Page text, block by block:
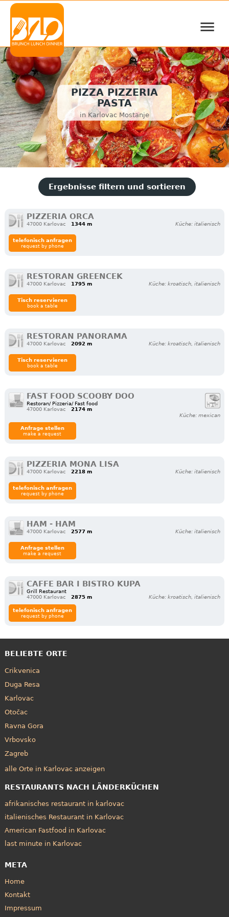
≡
PIZZA PIZZERIA
PASTA
in Karlovac Mostanje
Ergebnisse filtern und sortieren
PIZZERIA ORCA
47000 Karlovac 1344 m Küche: italienisch
telefonisch anfragen
request by phone
RESTORAN GREENCEK
47000 Karlovac 1795 m Küche: kroatisch, italienisch
Tisch reservieren
book a table
RESTORAN PANORAMA
47000 Karlovac 2092 m Küche: kroatisch, italienisch
Tisch reservieren
book a table
FAST FOOD SCOOBY DOO
Restoran/ Pizzeria/ Fast food
47000 Karlovac
2174 m
Küche: mexican
Anfrage stellen
make a request
PIZZERIA MONA LISA
47000 Karlovac 2218 m Küche: italienisch
telefonisch anfragen
request by phone
HAM - HAM
47000 Karlovac 2577 m Küche: italienisch
Anfrage stellen
make a request
CAFFE BAR I BISTRO KUPA
Grill Restaurant
47000 Karlovac
2875 m Küche: kroatisch, italienisch
telefonisch anfragen
request by phone
BELIEBTE ORTE
Crikvenica
Duga Resa
Karlovac
Otočac
Ravna Gora
Vrbovsko
Zagreb
alle Orte in Karlovac anzeigen
RESTAURANTS NACH LÄNDERKÜCHEN
afrikanisches restaurant in karlovac
italienisches Restaurant in Karlovac
American Fastfood in Karlovac
last minute in Karlovac
META
Home
Kontakt
Impressum